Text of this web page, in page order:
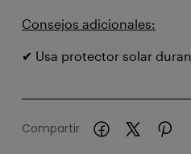
Compartir
Consejos adicionales:
✔ Usa protector solar